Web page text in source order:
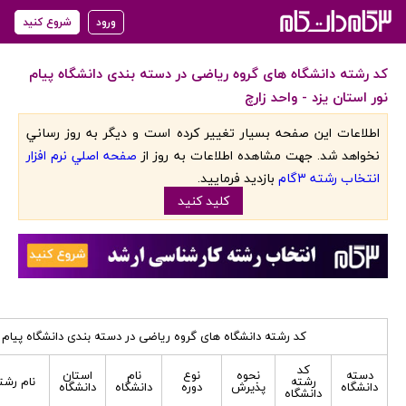
ورود شروع کنید
کد رشته دانشگاه های گروه ریاضی در دسته بندی دانشگاه پیام
نور استان یزد - واحد زارچ
اطلاعات اين صفحه بسيار تغيير کرده است و ديگر به روز رساني
نخواهد شد. جهت مشاهده اطلاعات به روز از صفحه اصلي نرم افزار
انتخاب رشته 3گام
بازديد فرماييد.
کليد کنيد
کد رشته دانشگاه های گروه ریاضی در دسته بندی دانشگاه پیام
دسته
دانشگاه
کد
رشته
دانشگاه
نحوه
پذیرش
نوع
دوره
نام
دانشگاه
استان
دانشگاه نام